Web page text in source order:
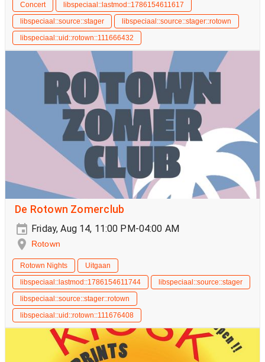
Concert
libspeciaal::lastmod::1786154611617
libspeciaal::source::stager
libspeciaal::source::stager::rotown
libspeciaal::uid::rotown::111666432
De Rotown Zomerclub
Friday, Aug 14, 11:00 PM-04:00 AM
Rotown
Rotown Nights
Uitgaan
libspeciaal::lastmod::1786154611744
libspeciaal::source::stager
libspeciaal::source::stager::rotown
libspeciaal::uid::rotown::111676408